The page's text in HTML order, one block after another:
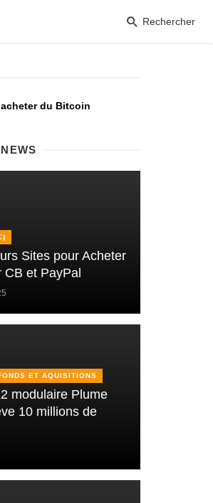
Rechercher
du Bitcoin
Sites pour Acheter
CB et PayPal
ET AQUISITIONS
modulaire Plume
10 millions de